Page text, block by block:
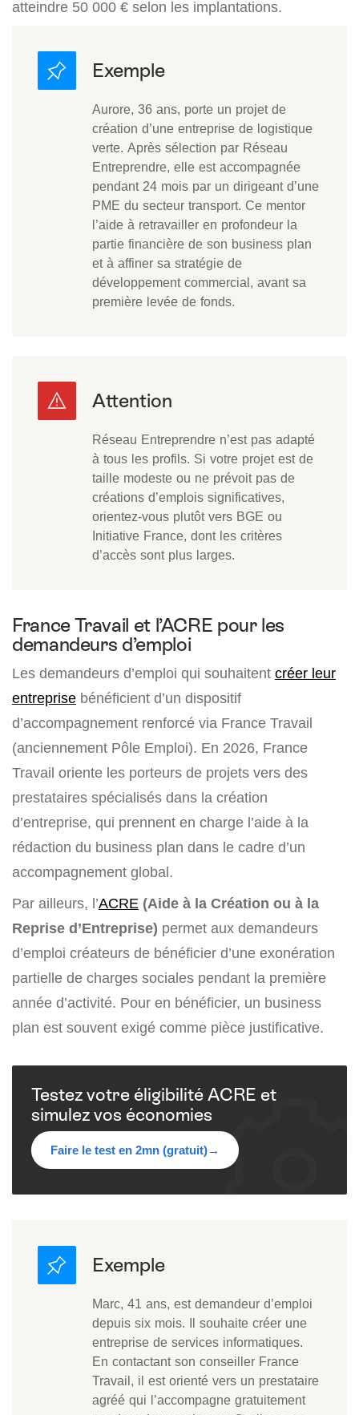
atteindre 50 000 € selon les implantations.
Aurore, 36 ans, porte un projet de
création d’une entreprise de logistique
verte. Après sélection par Réseau
Entreprendre, elle est accompagnée
pendant 24 mois par un dirigeant d’une
PME du secteur transport. Ce mentor
l’aide à retravailler en profondeur la
partie financière de son business plan
et à affiner sa stratégie de
développement commercial, avant sa
première levée de fonds.
Réseau Entreprendre n’est pas adapté
à tous les profils. Si votre projet est de
taille modeste ou ne prévoit pas de
créations d’emplois significatives,
orientez-vous plutôt vers BGE ou
Initiative France, dont les critères
d’accès sont plus larges.
France Travail et l’ACRE pour les
demandeurs d’emploi
Les demandeurs d’emploi qui souhaitent créer leur
entreprise bénéficient d’un dispositif
d’accompagnement renforcé via France Travail
(anciennement Pôle Emploi). En 2026, France
Travail oriente les porteurs de projets vers des
prestataires spécialisés dans la création
d’entreprise, qui prennent en charge l’aide à la
rédaction du business plan dans le cadre d’un
accompagnement global.
Par ailleurs, l’ACRE (Aide à la Création ou à la
Reprise d’Entreprise) permet aux demandeurs
d’emploi créateurs de bénéficier d’une exonération
partielle de charges sociales pendant la première
année d’activité. Pour en bénéficier, un business
plan est souvent exigé comme pièce justificative.
Testez votre éligibilité ACRE et
simulez vos économies
Faire le test en 2mn (gratuit)→
Marc, 41 ans, est demandeur d’emploi
depuis six mois. Il souhaite créer une
entreprise de services informatiques.
En contactant son conseiller France
Travail, il est orienté vers un prestataire
agréé qui l’accompagne gratuitement